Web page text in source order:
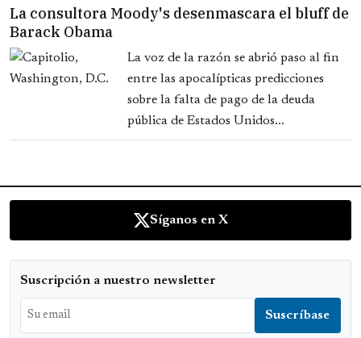
La consultora Moody's desenmascara el bluff de
Barack Obama
La voz de la razón se abrió paso al fin
entre las apocalípticas predicciones
sobre la falta de pago de la deuda
pública de Estados Unidos...
Síganos en X
Suscripción a nuestro newsletter